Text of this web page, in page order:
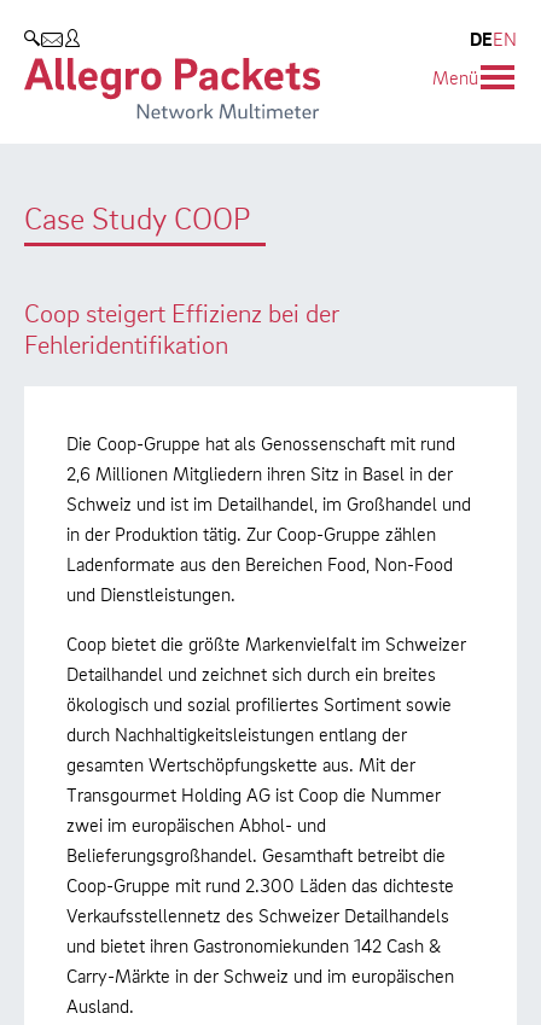
SUCHEN
DEEN
Menü
Case Study COOP
Coop steigert Effizienz bei der
Fehleridentifikation
Die Coop-Gruppe hat als Genossenschaft mit rund
2,6 Millionen Mitgliedern ihren Sitz in Basel in der
Schweiz und ist im Detailhandel, im Großhandel und
in der Produktion tätig. Zur Coop-Gruppe zählen
Ladenformate aus den Bereichen Food, Non-Food
und Dienstleistungen.
Coop bietet die größte Markenvielfalt im Schweizer
Detailhandel und zeichnet sich durch ein breites
ökologisch und sozial profiliertes Sortiment sowie
durch Nachhaltigkeitsleistungen entlang der
gesamten Wertschöpfungskette aus. Mit der
Transgourmet Holding AG ist Coop die Nummer
zwei im europäischen Abhol- und
Belieferungsgroßhandel. Gesamthaft betreibt die
Coop-Gruppe mit rund 2.300 Läden das dichteste
Verkaufsstellennetz des Schweizer Detailhandels
und bietet ihren Gastronomiekunden 142 Cash &
Carry-Märkte in der Schweiz und im europäischen
Ausland.
Allegro Network Multimeter
Produktübersicht
Unternehmen
Partner
Forschung und Lehre
Blog
Presse